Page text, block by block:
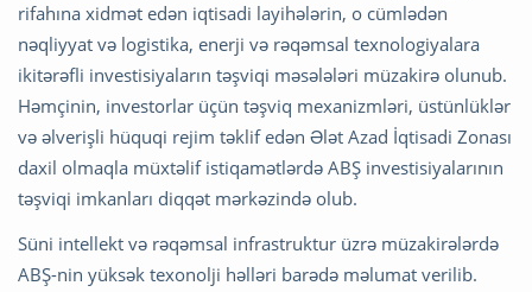
rifahına xidmət edən iqtisadi layihələrin, o cümlədən
nəqliyyat və logistika, enerji və rəqəmsal texnologiyalara
ikitərəfli investisiyaların təşviqi məsələləri müzakirə olunub.
Həmçinin, investorlar üçün təşviq mexanizmləri, üstünlüklər
və əlverişli hüquqi rejim təklif edən Ələt Azad İqtisadi Zonası
daxil olmaqla müxtəlif istiqamətlərdə ABŞ investisiyalarının
təşviqi imkanları diqqət mərkəzində olub.
Süni intellekt və rəqəmsal infrastruktur üzrə müzakirələrdə
ABŞ-nin yüksək texonolji həlləri barədə məlumat verilib.